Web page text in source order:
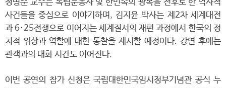
정병준 교수는 독립운동사 및 한민족의 광복을 전후로 한 역사적
사건들을 중심으로 이야기하며, 김지윤 박사는 제2차 세계대전
과 6·25전쟁으로 이어지는 세계질서의 재편 과정에서 한국의 정
치적 위상과 역할에 대한 통찰을 제시할 예정이다. 강연 후에는
관객과의 대화 시간도 이어진다.
이번 공연의 참가 신청은 국립대한민국임시정부기념관 공식 누